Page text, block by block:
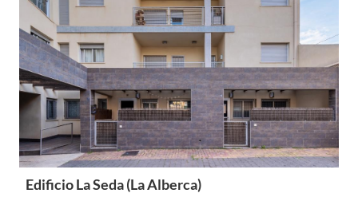
Edificio La Seda (La Alberca)